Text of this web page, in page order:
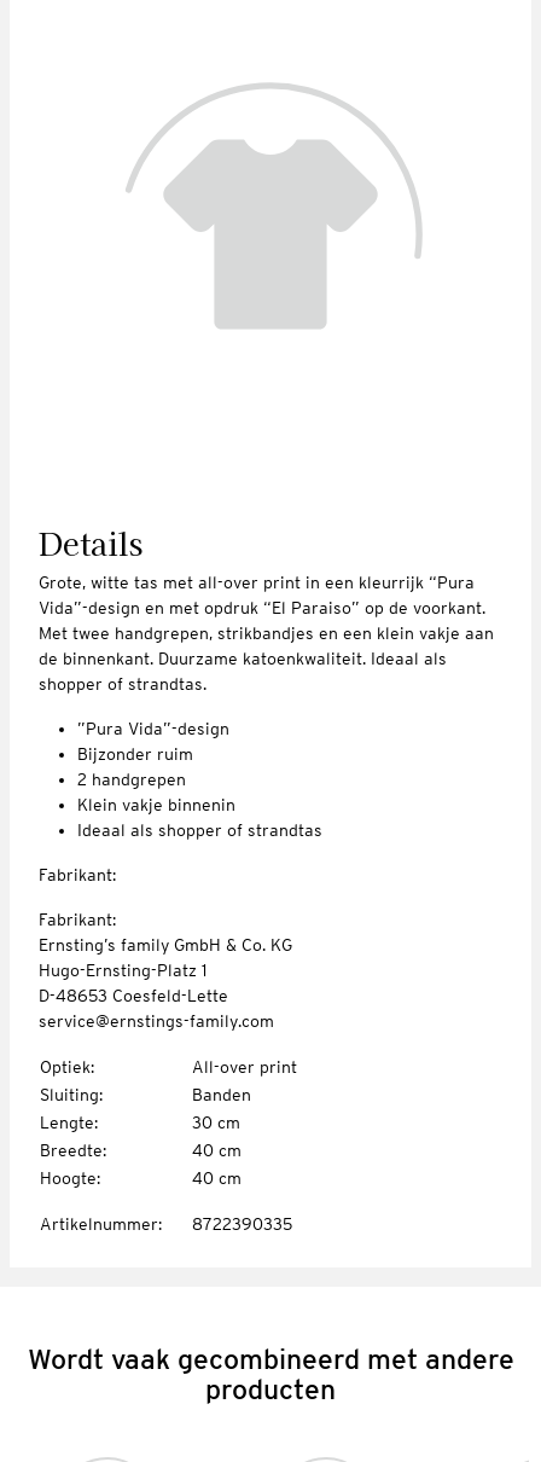
Details
Grote, witte tas met all-over print in een kleurrijk “Pura
Vida”-design en met opdruk “El Paraiso” op de voorkant.
Met twee handgrepen, strikbandjes en een klein vakje aan
de binnenkant. Duurzame katoenkwaliteit. Ideaal als
shopper of strandtas.
”Pura Vida”-design
Bijzonder ruim
2 handgrepen
Klein vakje binnenin
Ideaal als shopper of strandtas
Fabrikant:
Fabrikant:
Ernsting’s family GmbH & Co. KG
Hugo-Ernsting-Platz 1
D-48653 Coesfeld-Lette
service@ernstings-family.com
Optiek:
All-over print
Sluiting:
Banden
Lengte:
30 cm
Breedte:
40 cm
Hoogte: 40 cm
Artikelnummer: 8722390335
Wordt vaak gecombineerd met andere
producten